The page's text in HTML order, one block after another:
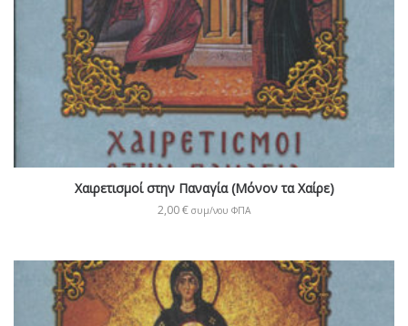
Χαιρετισμοί στην Παναγία (Μόνον τα Χαίρε)
2,00€ συμ/νου ΦΠΑ